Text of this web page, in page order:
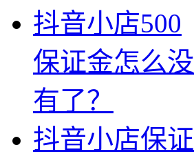
抖音小店500
保证金怎么没
有了？
抖音小店保证